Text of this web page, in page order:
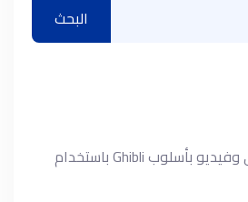
البحث
تحويل الصور إلى أنمي وفيديو بأسلوب Ghibli باستخدام